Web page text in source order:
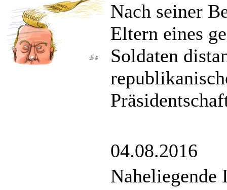
Nach seiner
Eltern eines
Soldaten
04.08.2016
Naheliegende